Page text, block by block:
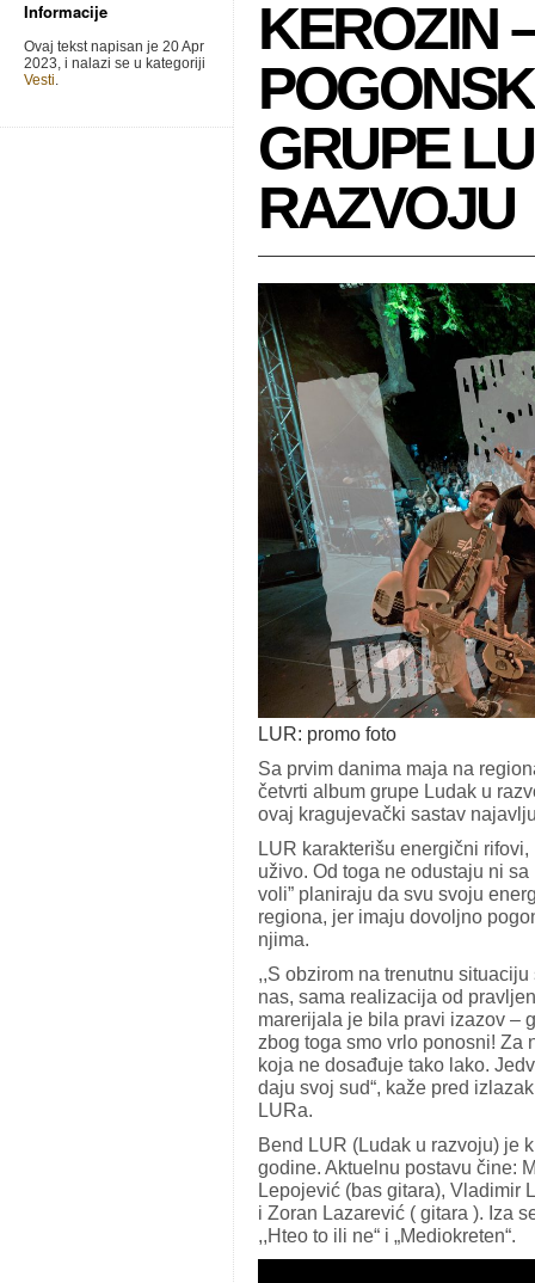
Informacije
Ovaj tekst napisan je 20 Apr
2023, i nalazi se u kategoriji
Vesti.
KEROZIN
GRUPE
RAZVOJU
LUR: promo foto
Sa prvim danima maja na
četvrti album grupe Ludak u
ovaj kragujevački sastav
LUR karakterišu energični
uživo. Od toga ne odustaju ni
voli” planiraju da svu svoju
regiona, jer imaju dovoljno
njima.
,,S obzirom na trenutnu
nas, sama realizacija od
marerijala je bila pravi izazov –
zbog toga smo vrlo ponosni! Za
koja ne dosađuje tako lako.
daju svoj sud“, kaže pred
LURa.
Bend LUR (Ludak u razvoju) je
godine. Aktuelnu postavu čine:
Lepojević (bas gitara), Vladimir
i Zoran Lazarević ( gitara ). Iza
,,Hteo to ili ne“ i „Mediokreten“.